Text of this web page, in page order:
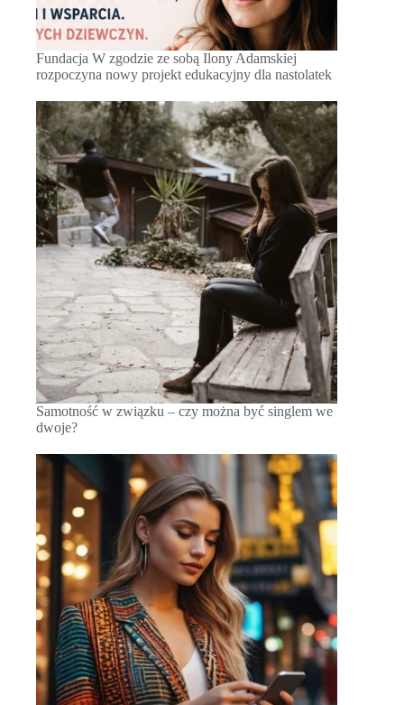
Fundacja W zgodzie ze sobą Ilony Adamskiej
rozpoczyna nowy projekt edukacyjny dla nastolatek
Samotność w związku – czy można być singlem we
dwoje?